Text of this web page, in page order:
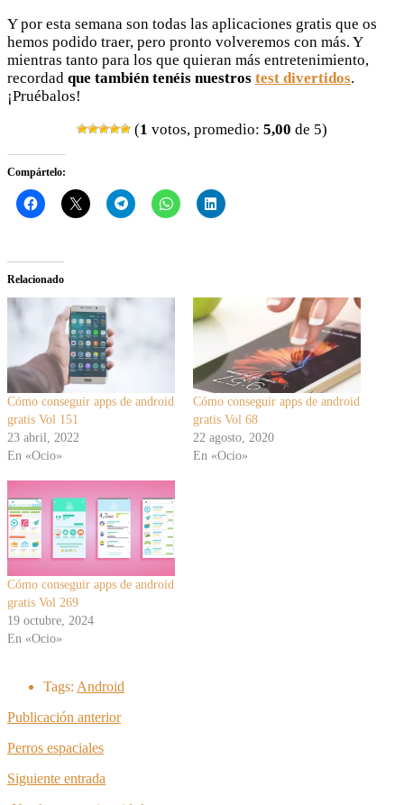
Y por esta semana son todas las aplicaciones gratis que os
hemos podido traer, pero pronto volveremos con más. Y
mientras tanto para los que quieran más entretenimiento,
recordad que también tenéis nuestros test divertidos.
¡Pruébalos!
(1 votos, promedio: 5,00 de 5)
Compártelo:
Relacionado
Cómo conseguir apps de android
gratis Vol 151
23 abril, 2022
En «Ocio»
Cómo conseguir apps de android
gratis Vol 68
22 agosto, 2020
En «Ocio»
Cómo conseguir apps de android
gratis Vol 269
19 octubre, 2024
En «Ocio»
Tags: Android
Publicación anterior
Perros espaciales
Siguiente entrada